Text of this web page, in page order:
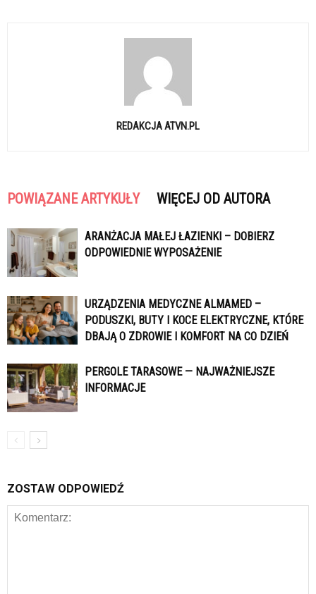
REDAKCJA ATVN.PL
POWIĄZANE ARTYKUŁY WIĘCEJ OD AUTORA
ARANŻACJA MAŁEJ ŁAZIENKI – DOBIERZ
ODPOWIEDNIE WYPOSAŻENIE
URZĄDZENIA MEDYCZNE ALMAMED –
PODUSZKI, BUTY I KOCE ELEKTRYCZNE, KTÓRE
DBAJĄ O ZDROWIE I KOMFORT NA CO DZIEŃ
PERGOLE TARASOWE — NAJWAŻNIEJSZE
INFORMACJE
ZOSTAW ODPOWIEDŹ